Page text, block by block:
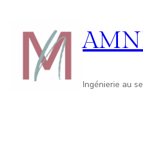
contenu
Ingénierie au